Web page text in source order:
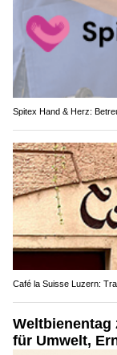
Spitex Hand & Herz:
Café la Suisse Luzern:
Weltbienentag
für Umwelt,